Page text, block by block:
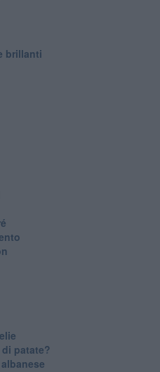
brillanti
patate?